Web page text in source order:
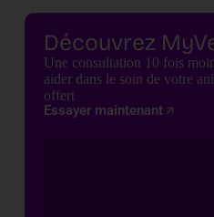
Découvrez
Une consultation 10 fois
aider dans le soin de votre
offert
Essayer maintenant